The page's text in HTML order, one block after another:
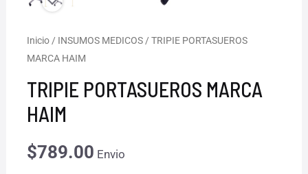
Inicio / INSUMOS MEDICOS / TRIPIE PORTASUEROS
MARCA HAIM
TRIPIE PORTASUEROS MARCA
HAIM
$789.00 Envio
TRIPIE
PORTASUEROS
MARCA
HAIM
cantidad